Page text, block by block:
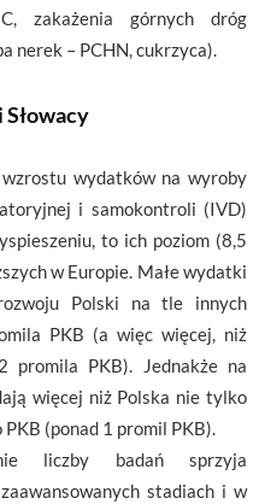
zakażenia górnych dróg
nerek – PCHN, cukrzyca).
wydatków na wyroby
i samokontroli (IVD)
to ich poziom (8,5
w Europie. Małe wydatki
Polski na tle innych
PKB (a więc więcej, niż
promila PKB). Jednakże na
więcej niż Polska nie tylko
(ponad 1 promil PKB).
liczby badań sprzyja
stadiach i w